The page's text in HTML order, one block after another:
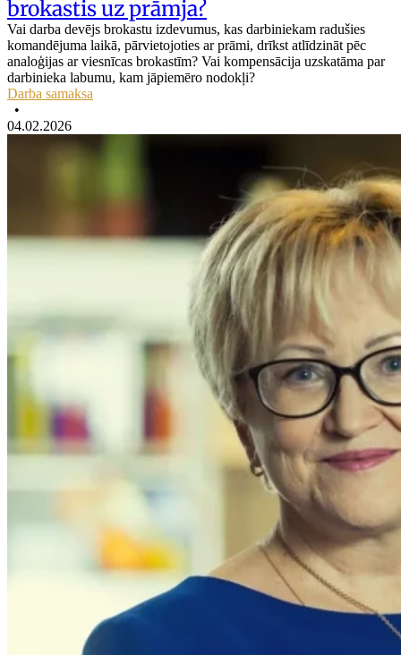
brokastis uz prāmja?
Vai darba devējs brokastu izdevumus, kas darbiniekam radušies
komandējuma laikā, pārvietojoties ar prāmi, drīkst atlīdzināt pēc
analoģijas ar viesnīcas brokastīm? Vai kompensācija uzskatāma par
darbinieka labumu, kam jāpiemēro nodokļi?
Darba samaksa
•
04.02.2026